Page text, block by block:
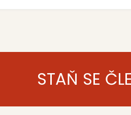
STAŇ SE